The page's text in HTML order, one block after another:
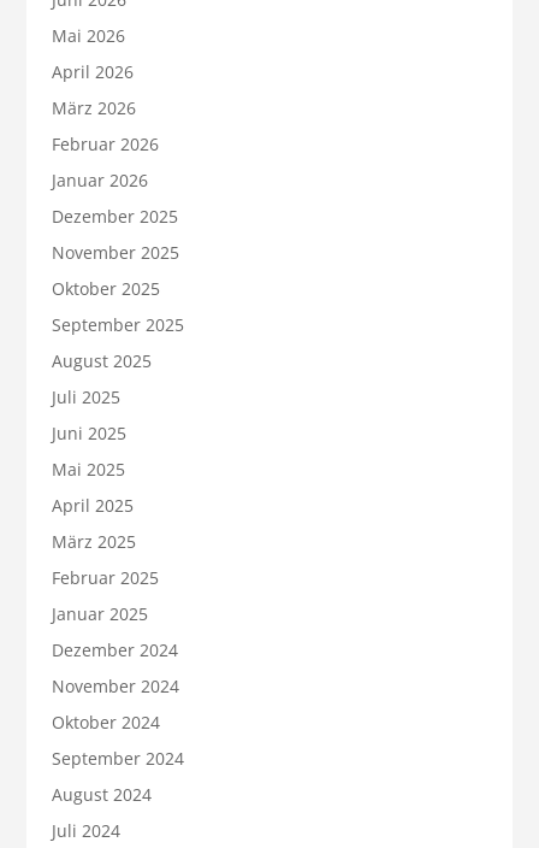
Mai 2026
April 2026
März 2026
Februar 2026
Januar 2026
Dezember 2025
November 2025
Oktober 2025
September 2025
August 2025
Juli 2025
Juni 2025
Mai 2025
April 2025
März 2025
Februar 2025
Januar 2025
Dezember 2024
November 2024
Oktober 2024
September 2024
August 2024
Juli 2024